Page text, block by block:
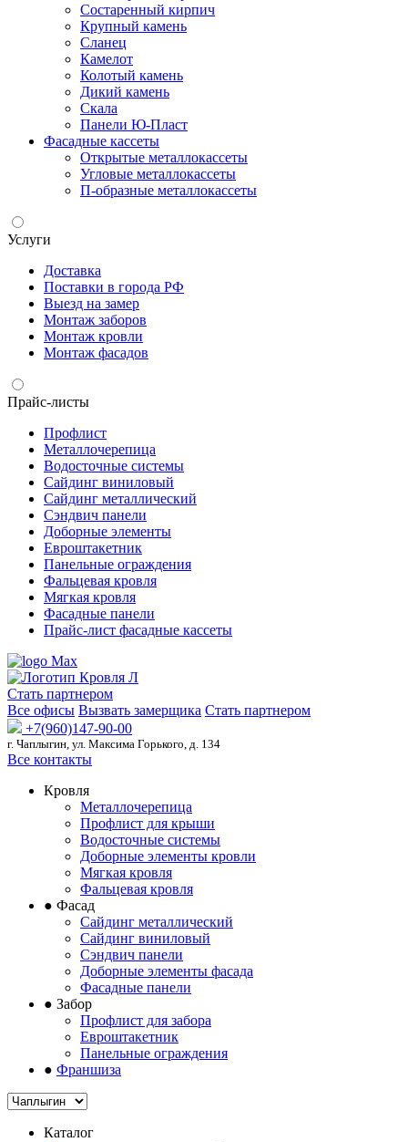
Состаренный кирпич
Крупный камень
Сланец
Камелот
Колотый камень
Дикий камень
Скала
Панели Ю-Пласт
Фасадные кассеты
Открытые металлокассеты
Угловые металлокассеты
П-образные металлокассеты
Услуги
Доставка
Поставки в города РФ
Выезд на замер
Монтаж заборов
Монтаж кровли
Монтаж фасадов
Прайс-листы
Профлист
Металлочерепица
Водосточные системы
Сайдинг виниловый
Сайдинг металлический
Сэндвич панели
Доборные элементы
Евроштакетник
Панельные ограждения
Фальцевая кровля
Мягкая кровля
Фасадные панели
Прайс-лист фасадные кассеты
Стать партнером
Все офисы Вызвать замерщика Стать партнером
+7(960)147-90-00
г. Чаплыгин, ул. Максима Горького, д. 134
Все контакты
Кровля
Металлочерепица
Профлист для крыши
Водосточные системы
Доборные элементы кровли
Мягкая кровля
Фальцевая кровля
● Фасад
Сайдинг металлический
Сайдинг виниловый
Сэндвич панели
Доборные элементы фасада
Фасадные панели
● Забор
Профлист для забора
Евроштакетник
Панельные ограждения
● Франшиза
Каталог